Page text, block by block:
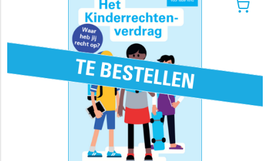
Annuleren Bevestigen
Verder winkelen
Bekijk winkelmandje
Verder winkelen